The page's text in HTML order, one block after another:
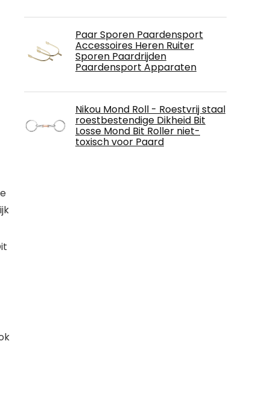
Paar Sporen Paardensport
Accessoires Heren Ruiter
Sporen Paardrijden
Paardensport Apparaten
Nikou Mond Roll - Roestvrij staal
roestbestendige Dikheid Bit
Losse Mond Bit Roller niet-
toxisch voor Paard